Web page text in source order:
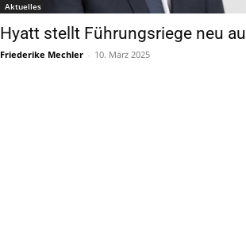
Aktuelles
Hyatt stellt Führungsriege neu
Friederike Mechler - 10. März 2025